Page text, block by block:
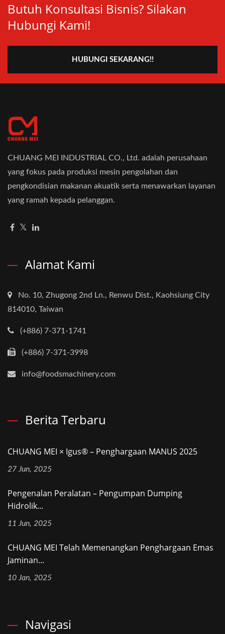
Butuh Konsultasi Bisnis? Silakan
Hubungi Kami!
HUBUNGI SEKARANG!!
CHUANG MEI INDUSTRIAL CO., Ltd. adalah perusahaan
yang fokus pada produksi mesin pengolahan dan
pengkondisian makanan akuatik serta menawarkan layanan
yang ramah kepada pelanggan.
Alamat Kami
No. 10, Zhugong 2nd Ln., Renwu Dist., Kaohsiung City
814010, Taiwan
(+886) 7-371-1741
(+886) 7-371-3998
info@foodsmachinery.com
Berita Terbaru
CHUANG MEI × Igus® – Penghargaan MANUS 2025
27 Jun, 2025
Pengenalan Peralatan – Pengumpan Dumping
Hidrolik...
11 Jun, 2025
CHUANG MEI Telah Memenangkan Penghargaan Emas
Jaminan...
10 Jan, 2025
Navigasi